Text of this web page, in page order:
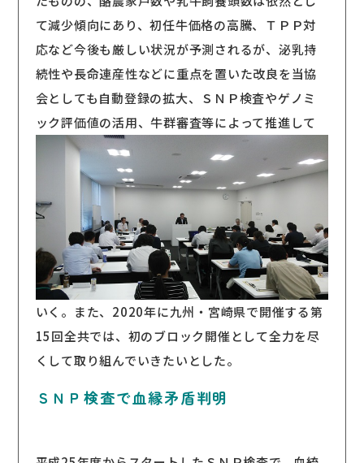
て減少傾向にあり、初任牛価格の高騰、ＴＰＰ対
応など今後も厳しい状況が予測されるが、泌乳持
続性や長命連産性などに重点を置いた改良を当協
会としても自動登録の拡大、ＳＮＰ検査やゲノミ
ック評価値の活用、牛群審査等によって推進して
いく。また、2020年に九州・宮崎県で開催する第
15回全共では、初のブロック開催として全力を尽
くして取り組んでいきたいとした。
ＳＮＰ検査で血縁矛盾判明